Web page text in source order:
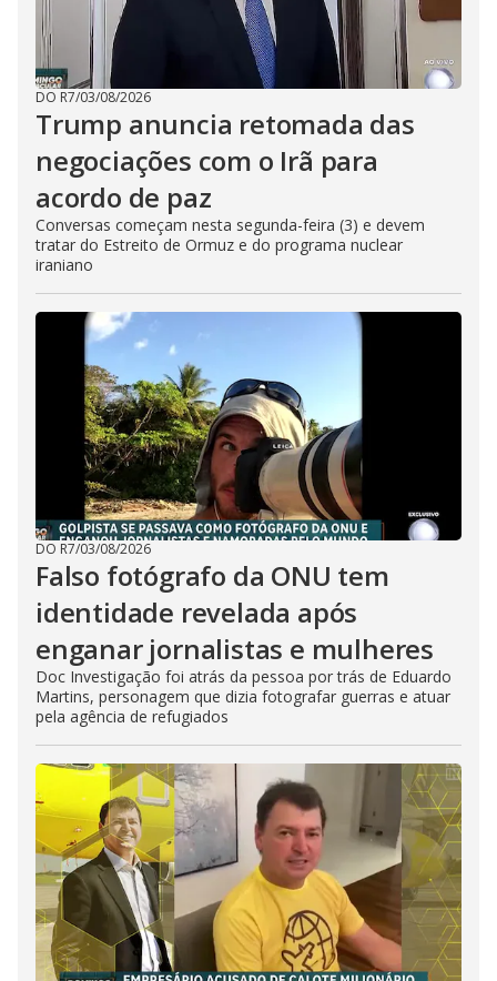
DO R7/03/08/2026
Trump anuncia retomada das
negociações com o Irã para
acordo de paz
Conversas começam nesta segunda-feira (3) e devem
tratar do Estreito de Ormuz e do programa nuclear
iraniano
DO R7/03/08/2026
Falso fotógrafo da ONU tem
identidade revelada após
enganar jornalistas e mulheres
Doc Investigação foi atrás da pessoa por trás de Eduardo
Martins, personagem que dizia fotografar guerras e atuar
pela agência de refugiados